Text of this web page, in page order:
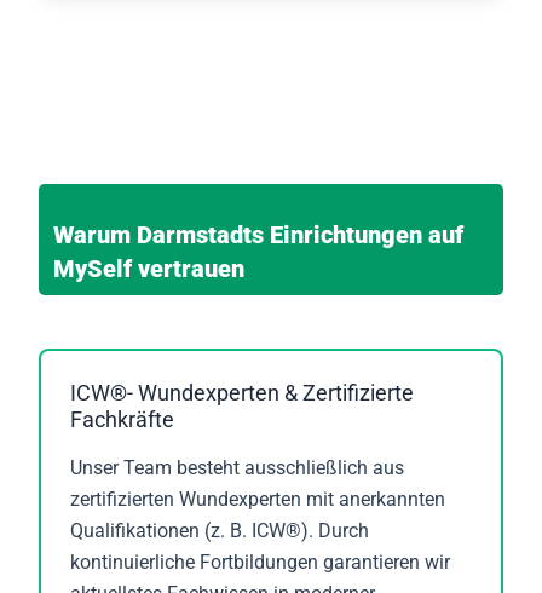
Warum Darmstadts Einrichtungen auf
MySelf vertrauen
ICW®- Wundexperten & Zertifizierte
Fachkräfte
Unser Team besteht ausschließlich aus
zertifizierten Wundexperten mit anerkannten
Qualifikationen (z. B. ICW®). Durch
kontinuierliche Fortbildungen garantieren wir